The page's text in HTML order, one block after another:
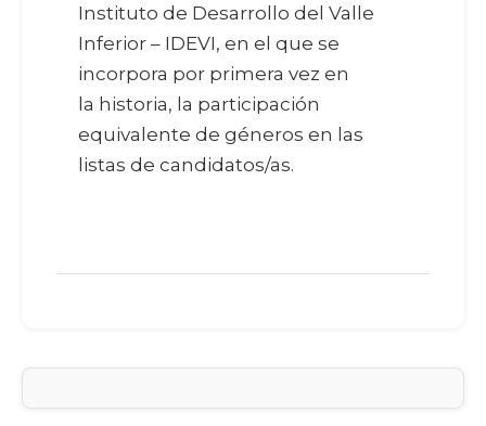
Instituto de Desarrollo del Valle
Inferior – IDEVI, en el que se
incorpora por primera vez en
la historia, la participación
equivalente de géneros en las
listas de candidatos/as.